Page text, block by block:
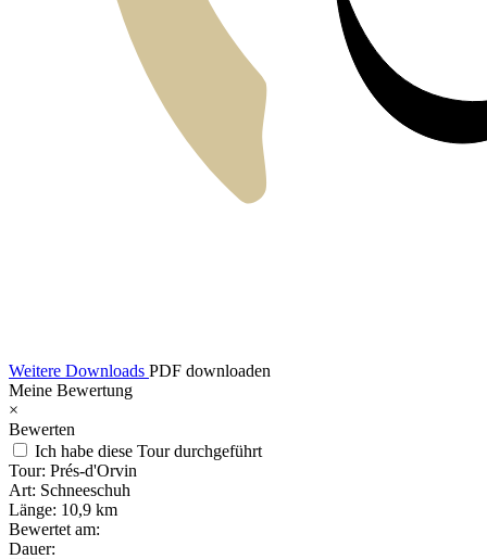
Weitere Downloads PDF downloaden
Meine Bewertung
×
Bewerten
Ich habe diese Tour durchgeführt
Tour: Prés-d'Orvin
Art: Schneeschuh
Länge: 10,9 km
Bewertet am:
Dauer: